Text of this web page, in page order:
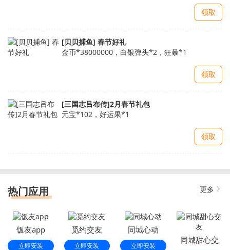
领取
[贝贝捕鱼] 春节好礼
金币*38000000，白银弹头*2，狂暴*1
领取
[三国志吕布传]2月春节礼包
元宝*102，好运果*1
领取
热门应用 更多
饭友app
立即安装
觅约交友
立即安装
同城心动
立即安装
同城甜心交